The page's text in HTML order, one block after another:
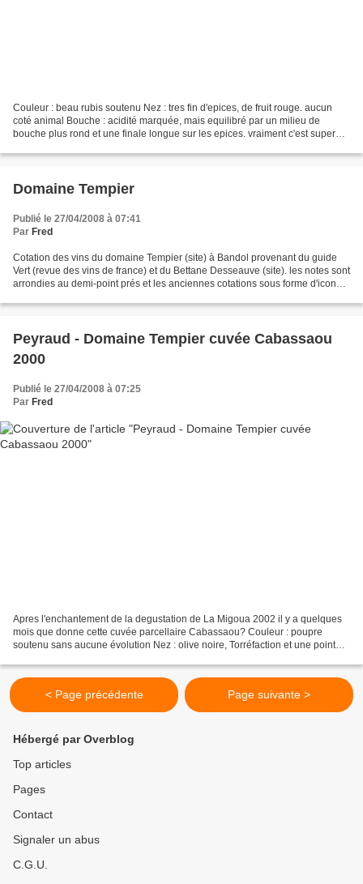
Couleur : beau rubis soutenu Nez : tres fin d'epices, de fruit rouge. aucun
coté animal Bouche : acidité marquée, mais equilibré par un milieu de
bouche plus rond et une finale longue sur les epices. vraiment c'est superbe
Domaine Tempier
Publié le 27/04/2008 à 07:41
Par Fred
Cotation des vins du domaine Tempier (site) à Bandol provenant du guide
Vert (revue des vins de france) et du Bettane Desseauve (site). les notes sont
arrondies au demi-point prés et les anciennes cotations sous forme d'icone
Peyraud - Domaine Tempier cuvée Cabassaou
2000
Publié le 27/04/2008 à 07:25
Par Fred
Apres l'enchantement de la degustation de La Migoua 2002 il y a quelques
mois que donne cette cuvée parcellaire Cabassaou? Couleur : poupre
soutenu sans aucune évolution Nez : olive noire, Torréfaction et une pointe
< Page précédente Page suivante >
Hébergé par Overblog
Top articles
Pages
Contact
Signaler un abus
C.G.U.